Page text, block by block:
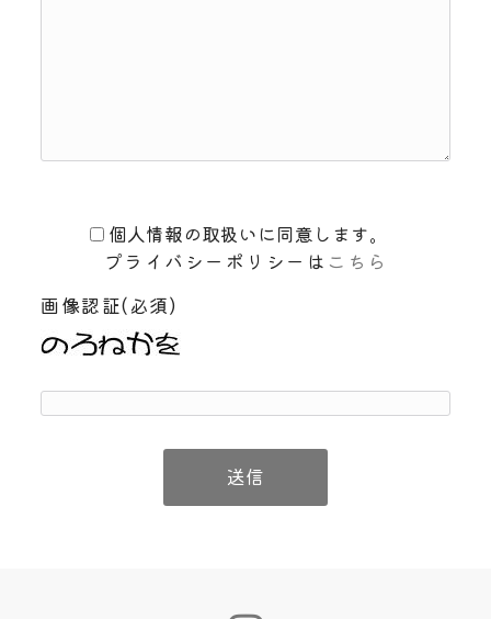
個人情報の取扱いに同意します。
プライバシーポリシーは こちら
画像認証(必須)